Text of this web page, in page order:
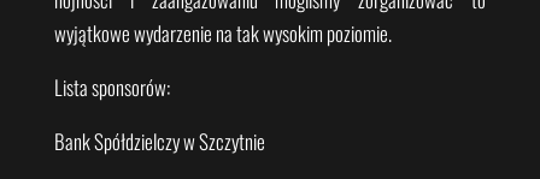
wyjątkowe wydarzenie na tak wysokim poziomie.
Lista sponsorów:
Bank Spółdzielczy w Szczytnie